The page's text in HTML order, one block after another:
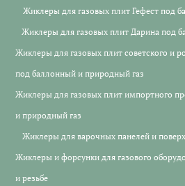
Жиклеры для газовых плит Гефест под
Жиклеры для газовых плит Дарина под
Жиклеры для газовых плит советского и
под баллонный и природный газ
Жиклеры для газовых плит импортного
и природный газ
Жиклеры для варочных панелей и
Жиклеры и форсунки для газового
и резьбе